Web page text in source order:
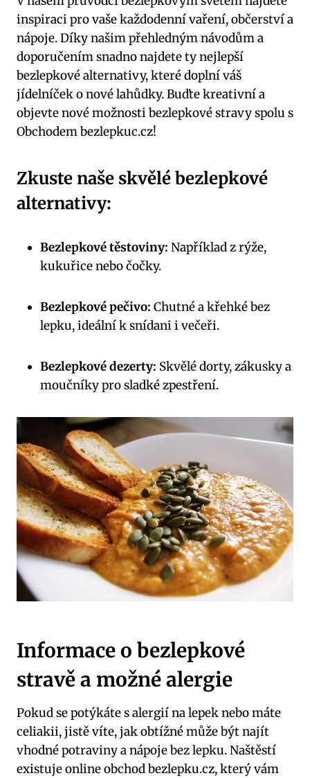
inspiraci pro vaše každodenní vaření, občerství a
nápoje. Díky našim přehledným návodům a
doporučením snadno najdete ty nejlepší
bezlepkové alternativy, které doplní váš
jídelníček o nové lahůdky. Buďte kreativní a
objevte nové možnosti bezlepkové stravy spolu s
Obchodem bezlepkuc.cz!
Zkuste naše skvělé bezlepkové
alternativy:
Bezlepkové těstoviny: Například z rýže,
kukuřice nebo čočky.
Bezlepkové pečivo: Chutné a křehké bez
lepku, ideální k snídani i večeři.
Bezlepkové dezerty: Skvělé dorty, zákusky a
moučníky pro sladké zpestření.
Informace o bezlepkové
stravě a možné alergie
Pokud se potýkáte s alergií na lepek nebo máte
celiakii, jistě víte, jak obtížné může být najít
vhodné potraviny a nápoje bez lepku. Naštěstí
existuje online obchod bezlepku.cz, který vám